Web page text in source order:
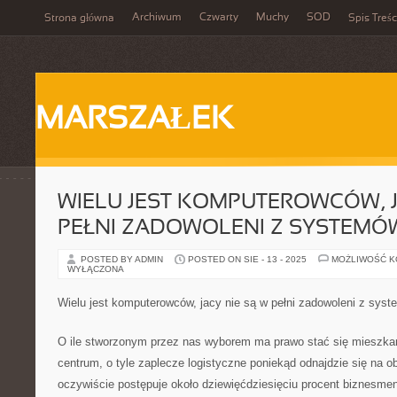
Strona główna Archiwum Czwarty Muchy SOD Spis
MARSZAŁEK
WIELU JEST KOMPUTEROWCÓW,
PEŁNI ZADOWOLENI Z
POSTED BY ADMIN POSTED ON SIE - 13 - 2025
MOŻLIWOŚĆ
WYŁĄCZONA
Wielu jest komputerowców, jacy nie są w pełni zadowoleni z
O ile stworzonym przez nas wyborem ma prawo stać się
centrum, o tyle zaplecze logistyczne poniekąd odnajdzie się na
oczywiście postępuje około dziewięćdziesięciu procent